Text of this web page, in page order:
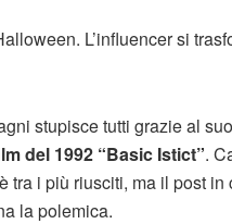
L’influencer si
stupisce tutti grazie al
del 1992 “Basic Istict”.
tra i più riusciti, ma il post
la polemica.